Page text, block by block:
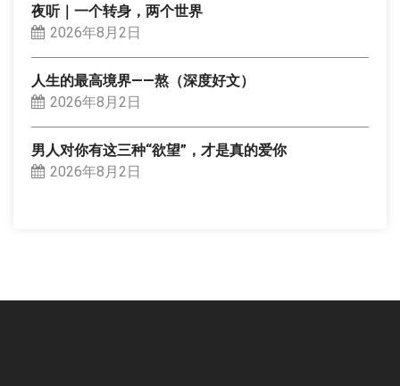
夜听｜一个转身，两个世界
2026年8月2日
人生的最高境界——熬（深度好文）
2026年8月2日
男人对你有这三种“欲望”，才是真的爱你
2026年8月2日